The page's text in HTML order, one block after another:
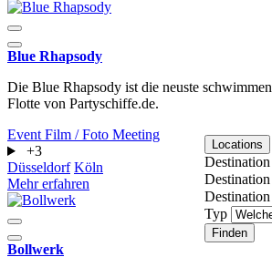
Locations
Destination
Destination
Destination
Typ
Finden
Blue Rhapsody
Die Blue Rhapsody ist die neuste
Flotte von Partyschiffe.de.
Event Film / Foto Meeting
+3
Düsseldorf Köln
Mehr erfahren
Bollwerk